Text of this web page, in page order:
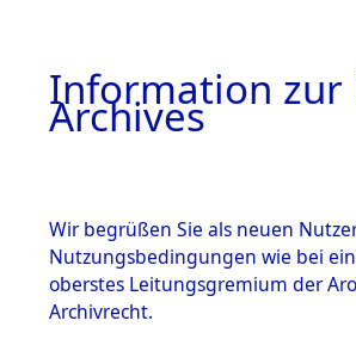
Information zur
Archives
Wir begrüßen Sie als neuen
Nutzungsbedingungen wie bei
oberstes Leitungsgremium der
Archivrecht.